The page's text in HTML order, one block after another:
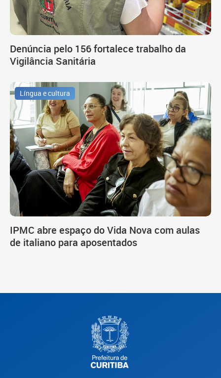
Denúncia pelo 156 fortalece trabalho da
Vigilância Sanitária
Língua e cultura
IPMC abre espaço do Vida Nova com aulas
de italiano para aposentados